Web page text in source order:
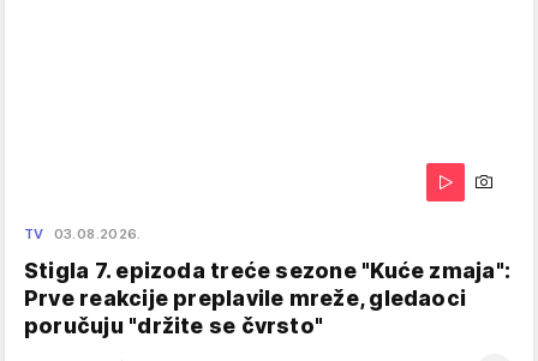
TV 03.08.2026.
Stigla 7. epizoda treće sezone "Kuće zmaja":
Prve reakcije preplavile mreže, gledaoci
poručuju "držite se čvrsto"